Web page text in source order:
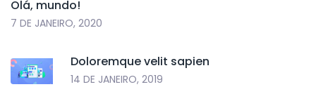
Olá, mundo!
7 DE JANEIRO, 2020
Doloremque velit sapien
14 DE JANEIRO, 2019